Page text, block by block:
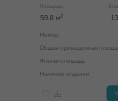
Площадь
59.8 м2 13
Номер
Общая приведенная
Жилая площадь
Наличие отделки